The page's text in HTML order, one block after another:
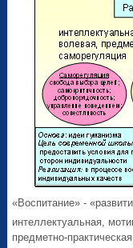
«Воспитание» -
интеллектуальная,
предметно-